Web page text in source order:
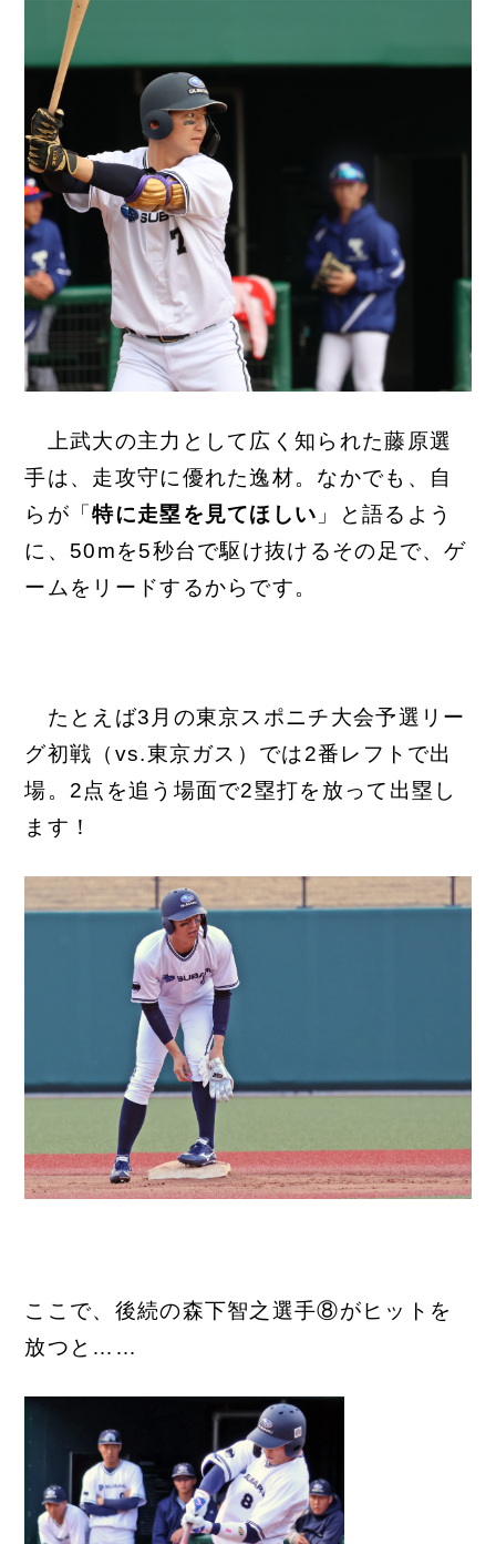
上武大の主力として広く知られた藤原選
手は、走攻守に優れた逸材。なかでも、自
らが「特に走塁を見てほしい 」と語るよう
に、 50mを5秒台で駆け抜けるその足で、ゲ
ームをリードするからです。
たとえば3月の東京スポニチ大会予選リー
グ初戦（vs.東京ガス）では2番レフトで出
場。2点を追う場面で2塁打を放って出塁し
ます！
ここで、後続の森下智之選手⑧がヒットを
放つと……